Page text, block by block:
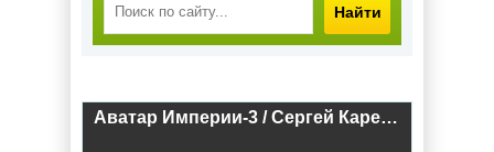
Найти
Аватар Империи-3 / Сергей Карелин (3)